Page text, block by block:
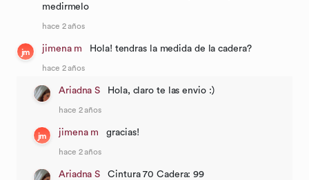
medirmelo
hace 2 años
jm jimena m Hola! tendras la medida de la cadera?
hace 2 años
Ariadna S Hola, claro te las envio :)
hace 2 años
jm jimena m gracias!
hace 2 años
Ariadna S Cintura 70 Cadera: 99